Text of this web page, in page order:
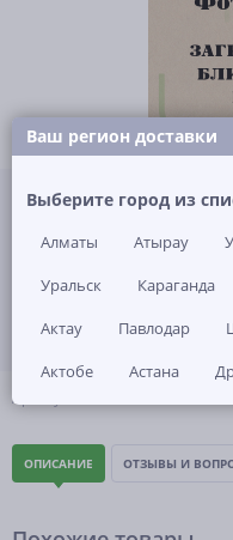
Артикул: -
ОПИСАНИЕ ОТЗЫВЫ И
Ваш регион доставки
Выберите город из
Алматы Атырау
Уральск
Караганда
Актау
Павлодар
Актобе
Астана